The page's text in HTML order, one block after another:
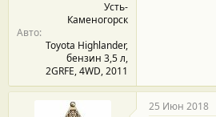
Усть-
Каменогорск
Авто
Toyota Highlander,
бензин 3,5 л,
2GRFE, 4WD, 2011
25 Июн 2018